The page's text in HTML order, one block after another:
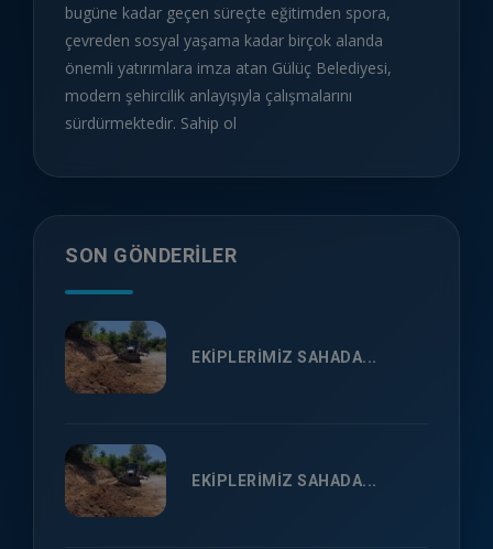
bugüne kadar geçen süreçte eğitimden spora,
çevreden sosyal yaşama kadar birçok alanda
önemli yatırımlara imza atan Gülüç Belediyesi,
modern şehircilik anlayışıyla çalışmalarını
sürdürmektedir. Sahip ol
SON GÖNDERILER
EKİPLERİMİZ SAHADA...
EKİPLERİMİZ SAHADA...